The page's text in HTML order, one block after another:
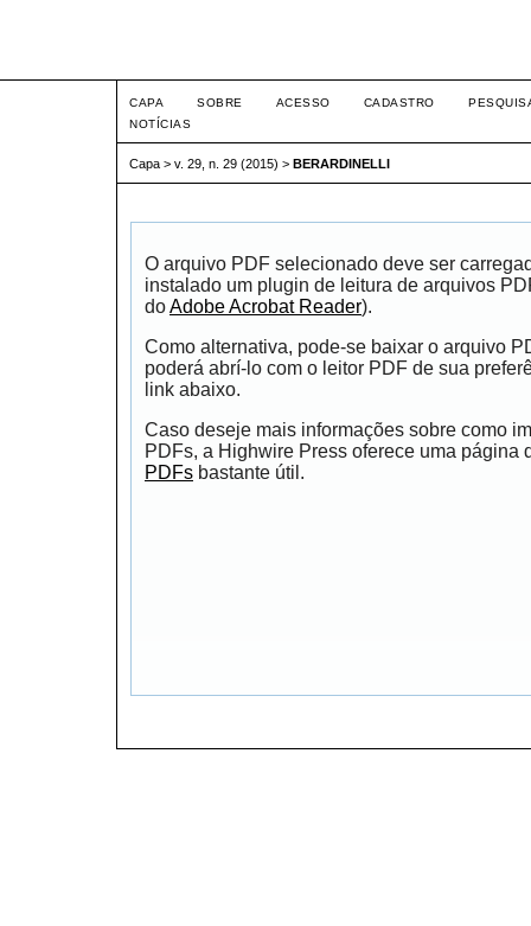
CAPA SOBRE ACESSO CADASTRO
NOTÍCIAS
Capa > v. 29, n. 29 (2015) > BERARDINELLI
O arquivo PDF selecionado deve ser
instalado um plugin de leitura de arquivos
doAdobe Acrobat Reader).
Como alternativa, pode-se baixar o arquivo
poderá abrí-lo com o leitor PDF de sua
link abaixo.
Caso deseje mais informações sobre como
PDFs, a Highwire Press oferece uma página
PDFs bastante útil.